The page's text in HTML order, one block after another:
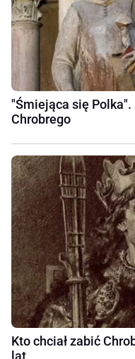
"Śmiejąca się
Chrobrego
Kto chciał zabić
lat